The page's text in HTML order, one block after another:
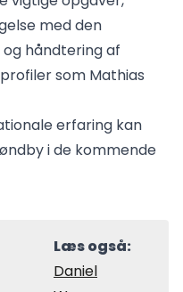
med den
håndtering af
som Mathias
erfaring kan
i de kommende
Læs også:
Daniel